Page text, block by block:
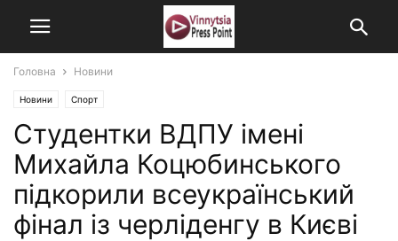
Головна Новини
Новини Спорт
Студентки ВДПУ імені
Михайла Коцюбинського
підкорили всеукраїнський
фінал із черліденгу в Києві